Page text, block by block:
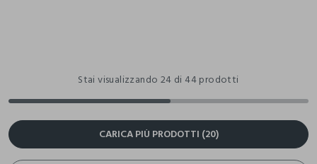
Stai visualizzando 24 di 44 prodotti
CARICA PIÙ PRODOTTI (20)